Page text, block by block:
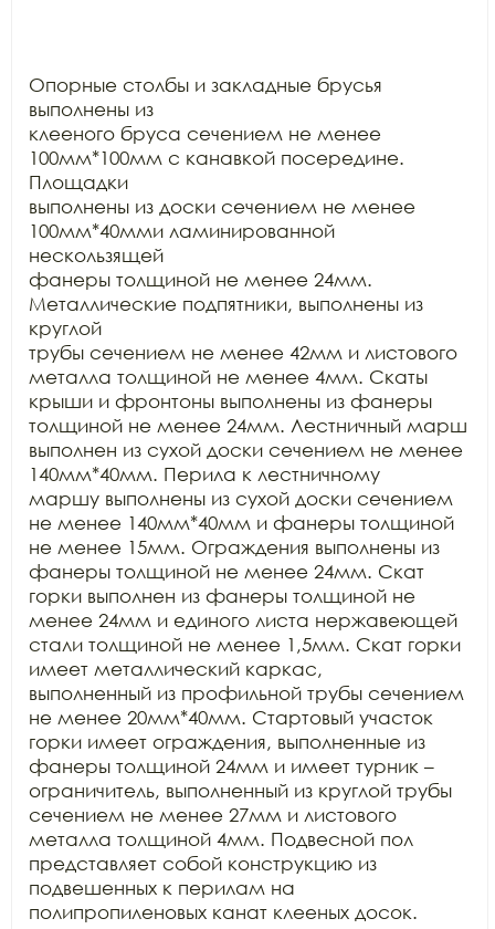
Опорные столбы и закладные брусья
выполнены из
клееного бруса сечением не менее
100мм*100мм с канавкой посередине.
Площадки
выполнены из доски сечением не менее
100мм*40мми ламинированной
нескользящей
фанеры толщиной не менее 24мм.
Металлические подпятники, выполнены из
круглой
трубы сечением не менее 42мм и листового
металла толщиной не менее 4мм. Скаты
крыши и фронтоны выполнены из фанеры
толщиной не менее 24мм. Лестничный марш
выполнен из сухой доски сечением не менее
140мм*40мм. Перила к лестничному
маршу выполнены из сухой доски сечением
не менее 140мм*40мм и фанеры толщиной
не менее 15мм. Ограждения выполнены из
фанеры толщиной не менее 24мм. Скат
горки выполнен из фанеры толщиной не
менее 24мм и единого листа нержавеющей
стали толщиной не менее 1,5мм. Скат горки
имеет металлический каркас,
выполненный из профильной трубы сечением
не менее 20мм*40мм. Стартовый участок
горки имеет ограждения, выполненные из
фанеры толщиной 24мм и имеет турник –
ограничитель, выполненный из круглой трубы
сечением не менее 27мм и листового
металла толщиной 4мм. Подвесной пол
представляет собой конструкцию из
подвешенных к перилам на
полипропиленовых канат клееных досок.